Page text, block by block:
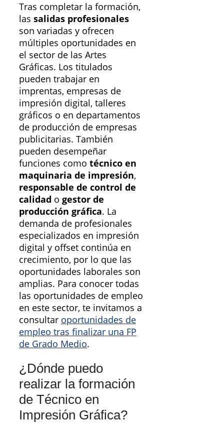
Tras completar la formación,
las salidas profesionales
son variadas y ofrecen
múltiples oportunidades en
el sector de las Artes
Gráficas. Los titulados
pueden trabajar en
imprentas, empresas de
impresión digital, talleres
gráficos o en departamentos
de producción de empresas
publicitarias. También
pueden desempeñar
funciones como técnico en
maquinaria de impresión,
responsable de control de
calidad o gestor de
producción gráfica. La
demanda de profesionales
especializados en impresión
digital y offset continúa en
crecimiento, por lo que las
oportunidades laborales son
amplias. Para conocer todas
las oportunidades de empleo
en este sector, te invitamos a
consultar oportunidades de
empleo tras finalizar una FP
de Grado Medio.
¿Dónde puedo
realizar la formación
de Técnico en
Impresión Gráfica?